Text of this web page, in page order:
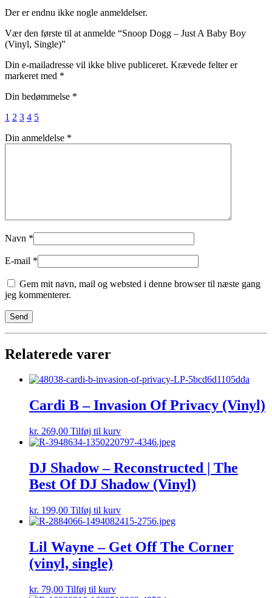
Der er endnu ikke nogle anmeldelser.
Vær den første til at anmelde “Snoop Dogg – Just A Baby Boy
(Vinyl, Single)”
Din e-mailadresse vil ikke blive publiceret. Krævede felter er
markeret med *
Din bedømmelse *
1 2 3 4 5
Din anmeldelse *
Navn *
E-mail *
Gem mit navn, mail og websted i denne browser til næste gang
jeg kommenterer.
Relaterede varer
Cardi B – Invasion Of Privacy (Vinyl)
kr. 269,00 Tilføj til kurv
DJ Shadow – Reconstructed | The
Best Of DJ Shadow (Vinyl)
kr. 199,00 Tilføj til kurv
Lil Wayne – Get Off The Corner
(vinyl, single)
kr. 79,00 Tilføj til kurv